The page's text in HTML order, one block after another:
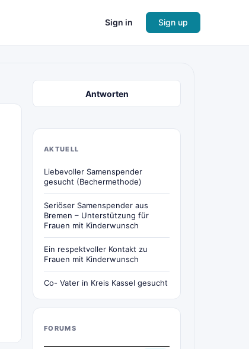
Sign in Sign up
Antworten
AKTUELL
Liebevoller Samenspender
gesucht (Bechermethode)
Seriöser Samenspender aus
Bremen – Unterstützung für
Frauen mit Kinderwunsch
Ein respektvoller Kontakt zu
Frauen mit Kinderwunsch
Co- Vater in Kreis Kassel gesucht
FORUMS